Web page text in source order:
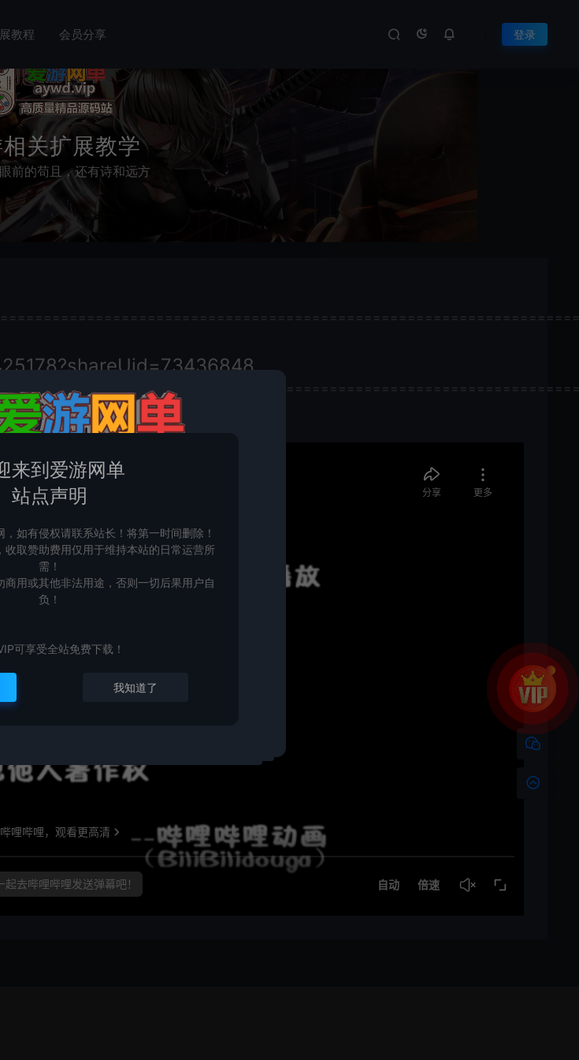
教程 会员分享 登录
关扩展教学
前的苟且，还有诗和远方
来到爱游网单
站点声明
如有侵权请联系站长！将第一时间删除！
收取赞助费用仅用于维持本站的日常运营所
需！
商用或其他非法用途，否则一切后果用户自
负！
可享受全站免费下载！
我知道了